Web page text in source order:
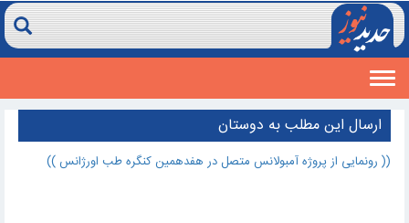
Toggle
navigation
ارسال اين مطلب به دوستان
(( رونمایی از پروژه آمبولانس متصل در هفدهمین کنگره طب اورژانس ))